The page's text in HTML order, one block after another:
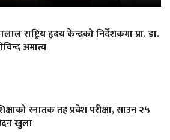
राष्ट्रिय हृदय केन्द्रको निर्देशकमा प्रा. डा.
अमात्य
स्नातक तह प्रवेश परीक्षा, साउन २५
खुला